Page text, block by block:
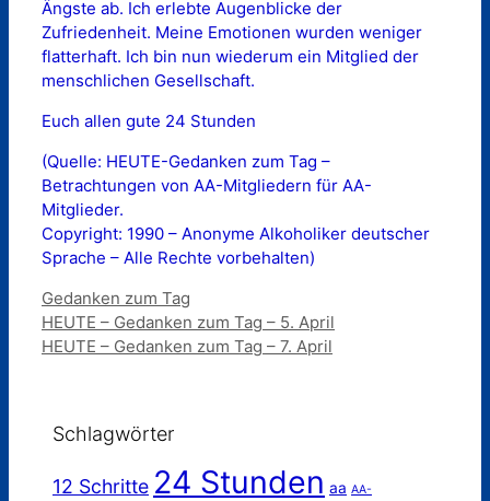
Ängste ab. Ich erlebte Augenblicke der
Zufriedenheit. Meine Emotionen wurden weniger
flatterhaft. Ich bin nun wiederum ein Mitglied der
menschlichen Gesellschaft.
Euch allen gute 24 Stunden
(Quelle: HEUTE-Gedanken zum Tag –
Betrachtungen von AA-Mitgliedern für AA-
Mitglieder.
Copyright: 1990 – Anonyme Alkoholiker deutscher
Sprache – Alle Rechte vorbehalten)
Kategorien
Gedanken zum Tag
HEUTE – Gedanken zum Tag – 5. April
HEUTE – Gedanken zum Tag – 7. April
Schlagwörter
12 Schritte 24 Stunden aa AA-